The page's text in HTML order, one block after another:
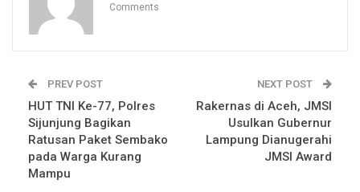
Comments
PREV POST
HUT TNI Ke-77, Polres
Sijunjung Bagikan
Ratusan Paket Sembako
pada Warga Kurang
Mampu
NEXT POST
Rakernas di Aceh, JMSI
Usulkan Gubernur
Lampung Dianugerahi
JMSI Award